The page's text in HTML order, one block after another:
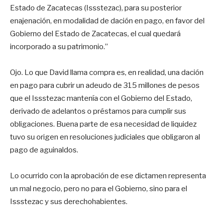
Estado de Zacatecas (Issstezac), para su posterior
enajenación, en modalidad de dación en pago, en favor del
Gobierno del Estado de Zacatecas, el cual quedará
incorporado a su patrimonio.”
Ojo. Lo que David llama compra es, en realidad, una dación
en pago para cubrir un adeudo de 315 millones de pesos
que el Issstezac mantenía con el Gobierno del Estado,
derivado de adelantos o préstamos para cumplir sus
obligaciones. Buena parte de esa necesidad de liquidez
tuvo su origen en resoluciones judiciales que obligaron al
pago de aguinaldos.
Lo ocurrido con la aprobación de ese dictamen representa
un mal negocio, pero no para el Gobierno, sino para el
Issstezac y sus derechohabientes.